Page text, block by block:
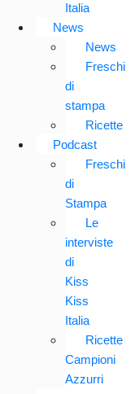
Italia
News
News
Freschi
di
stampa
Ricette
Podcast
Freschi
di
Stampa
Le
interviste
di
Kiss
Kiss
Italia
Ricette
Campioni
Azzurri